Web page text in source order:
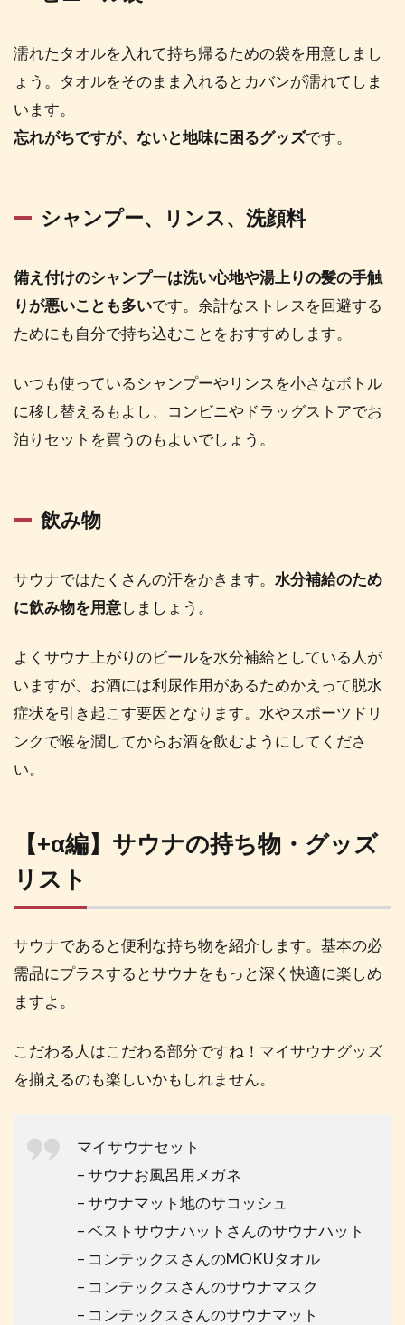
要
な
ッ
ズ
え
て
適
に
楽
し
も
濡れたタオルを入れて持ち帰るための袋を用意しまし
ょう。タオルをそのまま入れるとカバンが濡れてしま
います。
忘れがちですが、ないと地味に困るグッズです。
シャンプー、リンス、洗顔料
備え付けのシャンプーは洗い心地や湯上りの髪の手触
りが悪いことも多いです。余計なストレスを回避する
ためにも自分で持ち込むことをおすすめします。
いつも使っているシャンプーやリンスを小さなボトル
に移し替えるもよし、コンビニやドラッグストアでお
泊りセットを買うのもよいでしょう。
飲み物
サウナではたくさんの汗をかきます。 水分補給のため
に飲み物を用意しましょう。
よくサウナ上がりのビールを水分補給としている人が
いますが、お酒には利尿作用があるためかえって脱水
症状を引き起こす要因となります。水やスポーツドリ
ンクで喉を潤してからお酒を飲むようにしてくださ
い。
【+α編】サウナの持ち物・グッズ
リスト
サウナであると便利な持ち物を紹介します。基本の必
需品にプラスするとサウナをもっと深く快適に楽しめ
ますよ。
こだわる人はこだわる部分ですね！マイサウナグッズ
を揃えるのも楽しいかもしれません。
マイサウナセット
– サウナお風呂用メガネ
– サウナマット地のサコッシュ
– ベストサウナハットさんのサウナハット
– コンテックスさんのMOKUタオル
– コンテックスさんのサウナマスク
– コンテックスさんのサウナマット